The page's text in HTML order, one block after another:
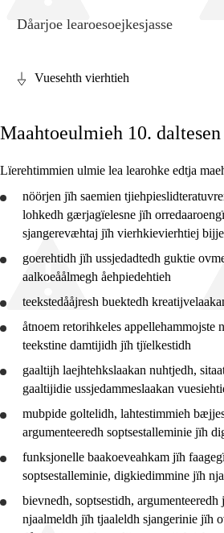
Jarngebiehkieh
Dåaresthfaageles teemah
Vihkeles tjiehpiesvoeth
7. daltese
10. daltese
Jåa2 BF
Jåa1 SÖ
Jåa2 SÖ
Jåa3 SÖ
Dåarjoe learoesoejkesjasse
Vuesehth vierhtieh
Maahtoeulmieh 10.
Lïerehtimmien ulmie lea learohke edtja
nöörjen jïh saemien
lohkedh gærjagïelesne jïh
sjangerevæhtaj jïh vierhkievierhtiej
goerehtidh jïh ussjedadtedh guktie
aalkoeåålmegh åehpiedehtieh
teekstedååjresh buektedh
åtnoem retorihkeles appellehammojste
teekstine damtijidh jïh tjïelkestidh
gaaltijh laejhtehkslaakan nuhtjedh,
gaaltijidie ussjedammeslaakan
mubpide goltelidh, lahtestimmieh
argumenteeredh soptsestalleminie jïh
funksjonelle baakoeveahkam jïh
soptsestalleminie, digkiedimmine jïh
bievnedh, soptsestidh, argumenteeredh
njaalmeldh jïh tjaaleldh sjangerinie jïh